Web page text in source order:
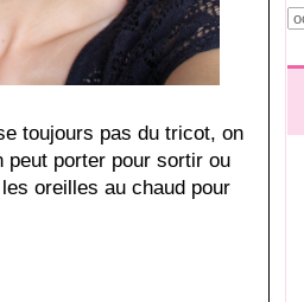
toujours pas du tricot, on
peut porter pour sortir ou
oreilles au chaud pour